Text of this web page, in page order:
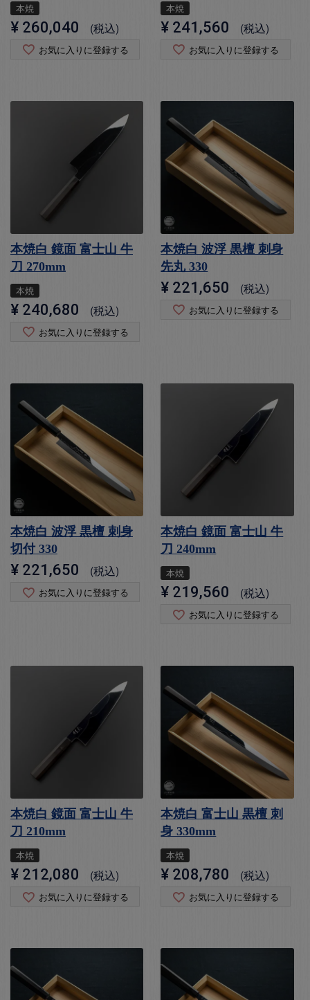
本焼
¥ 260,040 税込
お気に入りに登録する
本焼
¥ 241,560 税込
お気に入りに登録する
本焼白 鏡面 富士山 牛
刀 270mm
本焼
¥ 240,680 税込
お気に入りに登録する
本焼白 波浮 黒檀 刺身
先丸 330
¥ 221,650 税込
お気に入りに登録する
本焼白 波浮 黒檀 刺身
切付 330
¥ 221,650 税込
お気に入りに登録する
本焼白 鏡面 富士山 牛
刀 240mm
本焼
¥ 219,560 税込
お気に入りに登録する
本焼白 鏡面 富士山 牛
刀 210mm
本焼
¥ 212,080 税込
お気に入りに登録する
本焼白 富士山 黒檀 刺
身 330mm
本焼
¥ 208,780 税込
お気に入りに登録する